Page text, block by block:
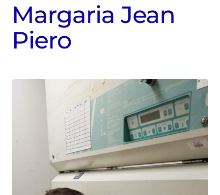
Margaria Jean
Piero